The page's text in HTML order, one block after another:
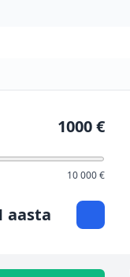
1000 €
10 000 €
aasta